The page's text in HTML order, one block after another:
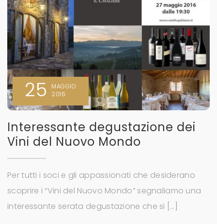
25
MAGGIO
2016
Interessante degustazione dei
Vini del Nuovo Mondo
Per tutti i soci e gli appassionati che desiderano
scoprire i “Vini del Nuovo Mondo” segnaliamo una
interessante serata degustazione che si […]